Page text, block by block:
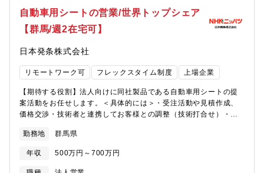
自動車用シートの営業/世界トップシェア
【群馬/週2在宅可】
日本発条株式会社
リモートワーク可 フレックスタイム制度 上場企業
【期待する役割】法人向けに同社製品である自動車用シートの提
案活動をお任せします。＜具体的には＞・受注活動や見積作成、
価格交渉・技術者と連携してお客様との調整（技術打合せ）・客
ム制です。＜取扱製品＞日本の自動車等OEM 11社、欧州・北米の
主要な大手自動車メーカーと取引しています。自動車シートは車
内の中で、人が一番触れる製品で、乗り心地に左右する製品で
す。同社の自動車用シートは、快適性、安全性、機能性、環境配
勤務地 群馬県
年収 500万円～700万円